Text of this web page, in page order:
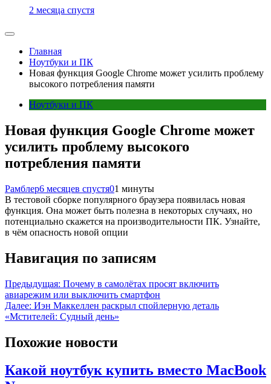
2 месяца спустя
Главная
Ноутбуки и ПК
Новая функция Google Chrome может усилить проблему
высокого потребления памяти
Ноутбуки и ПК
Новая функция Google Chrome может
усилить проблему высокого
потребления памяти
Рамблер6 месяцев спустя01 минуты
В тестовой сборке популярного браузера появилась новая
функция. Она может быть полезна в некоторых случаях, но
потенциально скажется на производительности ПК. Узнайте,
в чём опасность новой опции
Навигация по записям
Предыдущая: Почему в самолётах просят включить
авиарежим или выключить смартфон
Далее: Иэн Маккеллен раскрыл спойлерную деталь
«Мстителей: Судный день»
Похожие новости
Какой ноутбук купить вместо MacBook